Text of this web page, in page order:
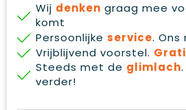
Wij denken graag mee
komt
Persoonlijke service. Ons
Vrijblijvend voorstel.
Steeds met de glimlach
verder!